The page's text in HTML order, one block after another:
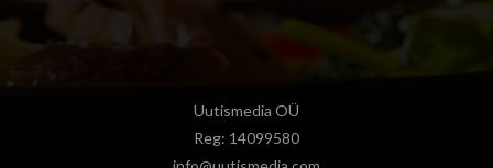
Uutismedia OÜ
Reg: 14099580